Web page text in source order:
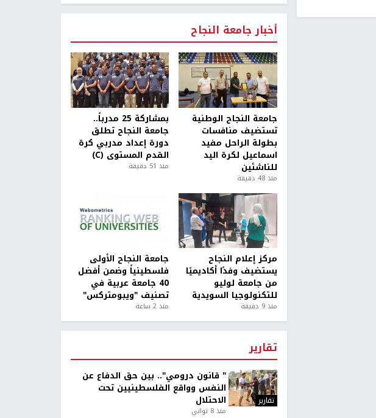
أخبار جامعة النجاح
جامعة النجاح الوطنية
تستضيف منافسات
بطولة الراحل مفيد
اسماعيل لكرة اليد
للناشئين
منذ 48 دقيقة
بمشاركة 25 مدرباً..
جامعة النجاح تطلق
دورة إعداد مدربي كرة
القدم المستوى (C)
منذ 51 دقيقة
مركز إعلام النجاح
يستضيف وفدًا أكاديميًا
من جامعة لوليو
للتكنولوجيا السويدية
منذ 9 دقيقة
جامعة النجاح الأولى
فلسطينياً وضمن أفضل
40 جامعة عربية في
تصنيف "ويبومتركس"
منذ 2 ساعة
تقارير
تقارير
" قانون درومي".. بين حق الدفاع عن
النفس وواقع الفلسطينيين تحت
الاحتلال
منذ 8 ثواني